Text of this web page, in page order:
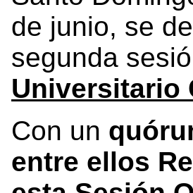
de junio, se
segunda
Universitario
Con un
entre ellos